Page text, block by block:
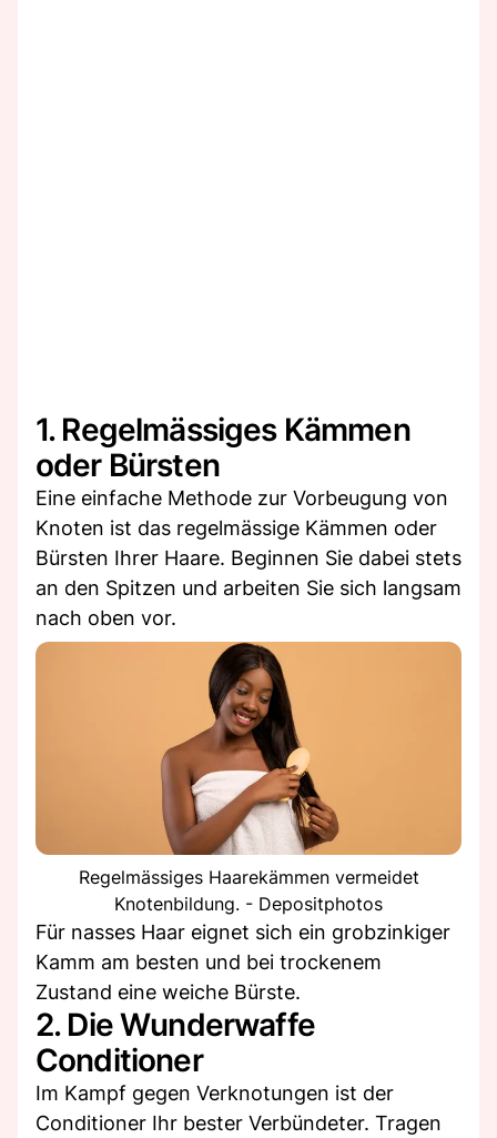
1. Regelmässiges Kämmen
oder Bürsten
Eine einfache Methode zur Vorbeugung von
Knoten ist das regelmässige Kämmen oder
Bürsten Ihrer Haare. Beginnen Sie dabei stets
an den Spitzen und arbeiten Sie sich langsam
nach oben vor.
Regelmässiges Haarekämmen vermeidet
Knotenbildung. - Depositphotos
Für nasses Haar eignet sich ein grobzinkiger
Kamm am besten und bei trockenem
Zustand eine weiche Bürste.
2. Die Wunderwaffe
Conditioner
Im Kampf gegen Verknotungen ist der
Conditioner Ihr bester Verbündeter. Tragen